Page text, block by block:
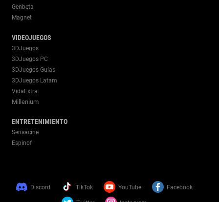
Genbeta
Magnet
VIDEOJUEGOS
3DJuegos
3DJuegos PC
3DJuegos Guías
3DJuegos Latam
VidaExtra
Millenium
ENTRETENIMIENTO
Sensacine
Espinof
Discord TikTok YouTube Facebook